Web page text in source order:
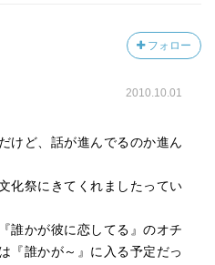
フォロー
2010.10.01
けど、話が進んでるのか進ん
化祭にきてくれましたってい
誰かが彼に恋してる』のオチ
『誰かが～』に入る予定だっ